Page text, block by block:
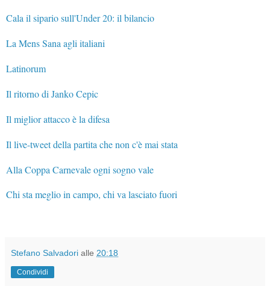
Cala il sipario sull'Under 20: il bilancio
La Mens Sana agli italiani
Latinorum
Il ritorno di Janko Cepic
Il miglior attacco è la difesa
Il live-tweet della partita che non c'è mai stata
Alla Coppa Carnevale ogni sogno vale
Chi sta meglio in campo, chi va lasciato fuori
Stefano Salvadori alle 20:18
Condividi